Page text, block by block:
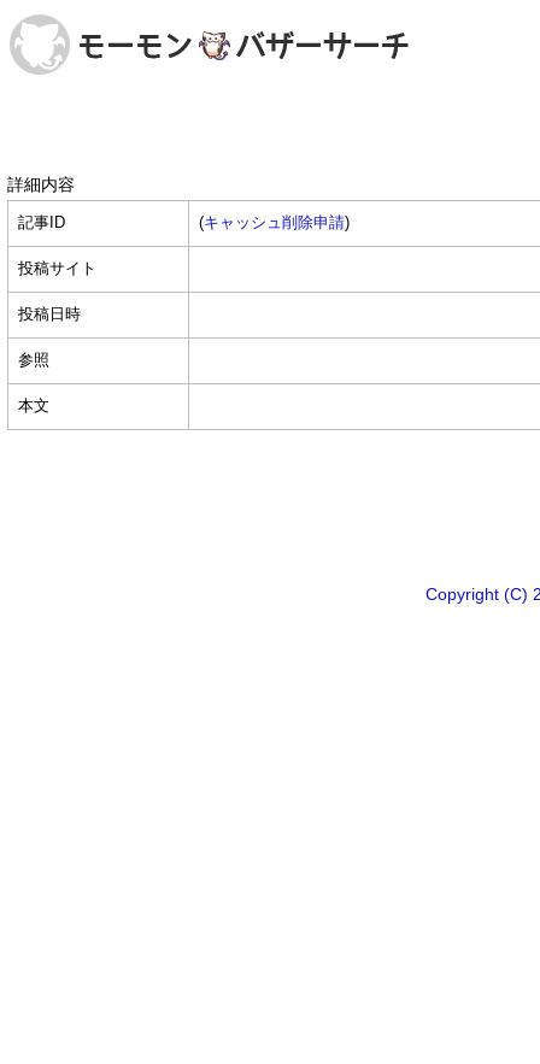
詳細内容
記事ID (キャッシュ削除申請)
投稿サイト
投稿日時
参照
本文
Copyright (C)